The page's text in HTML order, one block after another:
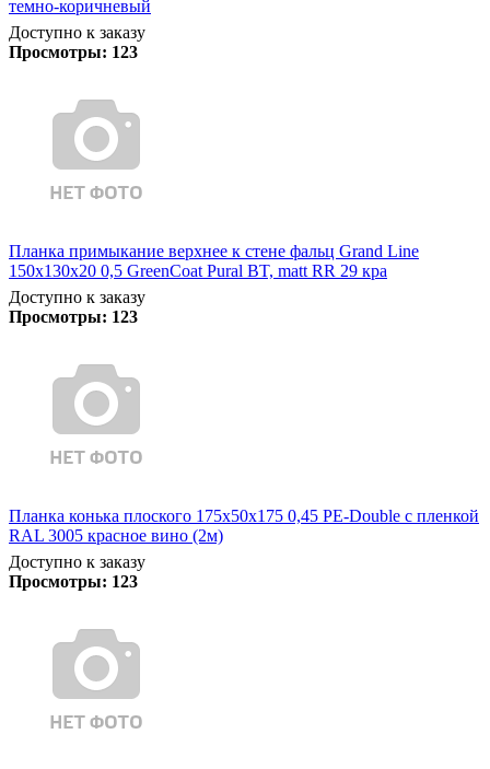
темно-коричневый
Доступно к заказу
Просмотры: 123
Планка примыкание верхнее к стене фальц Grand Line
150х130х20 0,5 GreenCoat Pural BT, matt RR 29 кра
Доступно к заказу
Просмотры: 123
Планка конька плоского 175х50х175 0,45 PE-Double с пленкой
RAL 3005 красное вино (2м)
Доступно к заказу
Просмотры: 123